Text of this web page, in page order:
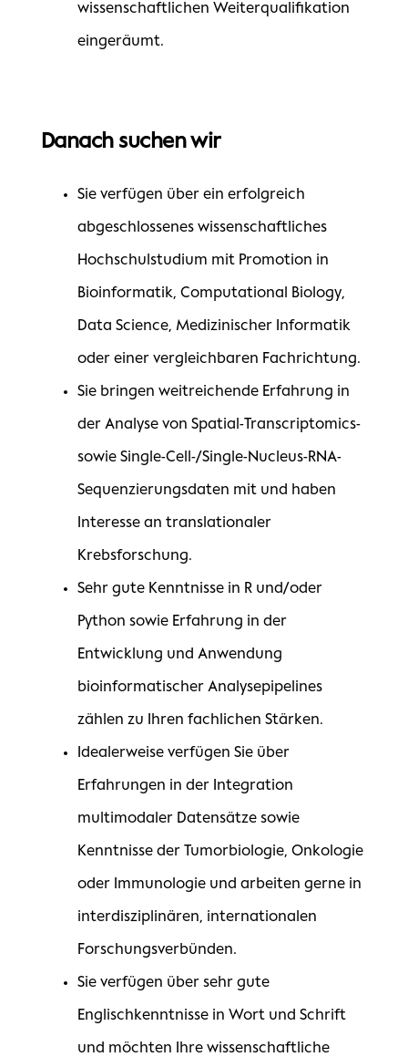
wissenschaftlichen Weiterqualifikation
eingeräumt.
Danach suchen wir
Sie verfügen über ein erfolgreich
abgeschlossenes wissenschaftliches
Hochschulstudium mit Promotion in
Bioinformatik, Computational Biology,
Data Science, Medizinischer Informatik
oder einer vergleichbaren Fachrichtung.
Sie bringen weitreichende Erfahrung in
der Analyse von Spatial-Transcriptomics-
sowie Single-Cell-/Single-Nucleus-RNA-
Sequenzierungsdaten mit und haben
Interesse an translationaler
Krebsforschung.
Sehr gute Kenntnisse in R und/oder
Python sowie Erfahrung in der
Entwicklung und Anwendung
bioinformatischer Analysepipelines
zählen zu Ihren fachlichen Stärken.
Idealerweise verfügen Sie über
Erfahrungen in der Integration
multimodaler Datensätze sowie
Kenntnisse der Tumorbiologie, Onkologie
oder Immunologie und arbeiten gerne in
interdisziplinären, internationalen
Forschungsverbünden.
Sie verfügen über sehr gute
Englischkenntnisse in Wort und Schrift
und möchten Ihre wissenschaftliche